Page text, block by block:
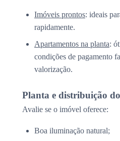
Imóveis prontos: ideais
rapidamente.
Apartamentos na planta:
condições de pagamento
valorização.
Planta e distribuição
Avalie se o imóvel oferece:
Boa iluminação natural;